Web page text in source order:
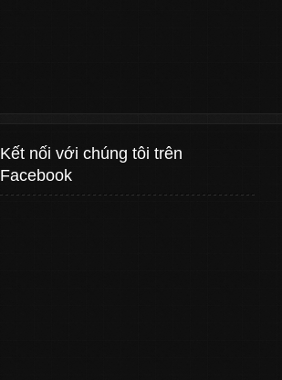
Kết nối với chúng tôi trên
Facebook